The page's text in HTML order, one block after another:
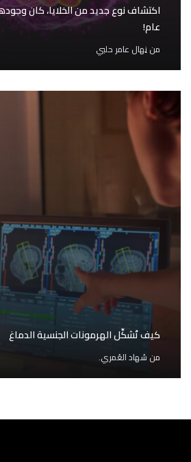
اكتشاف نوع جديد من الخلايا، كان
عام!
مننِهال عامر حلبي
كيف تُشكِّل الهرمونات الجنسية الدماغ
من سُهاد العُمري.